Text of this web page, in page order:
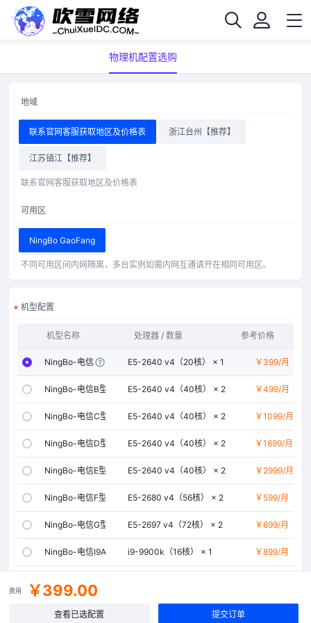
物理机配置选购
地域
联系官网客服获取地区及价格表 浙江台州【推荐】
江苏镇江【推荐】
联系官网客服获取地区及价格表
可用区
NingBo GaoFang
不同可用区间内网隔离，多台实例如需内网互通请开在相同可用区。
机型配置
机型名称 处理器 / 数量 内存
参考价格
NingBo-电信A型-100G防御E5-2640 v4（20核） × 1 32GB
￥399/月
NingBo-电信B型-100G防御E5-2640 v4（40核） × 2 64GB
￥499/月
NingBo-电信C型-100G防御E5-2640 v4（40核） × 2 64GB
￥1099/月
NingBo-电信D型-100G防御E5-2640 v4（40核） × 2 64GB
￥1899/月
NingBo-电信E型-100G防御E5-2640 v4（40核） × 2 64GB
￥2999/月
NingBo-电信F型-100G防御E5-2680 v4（56核） × 2 96GB
￥599/月
NingBo-电信G型-100G防御E5-2697 v4（72核） × 2 128GB
￥699/月
NingBo-电信I9A型-100G防御i9-9900k（16核） × 1 64GB
￥899/月
i9-13900k（24核） × 1 128GB
￥1299/月
费用 ￥399.00
查看已选配置 提交订单